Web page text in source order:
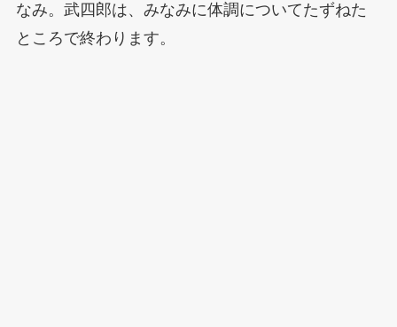
なみ。武四郎は、みなみに体調についてたずねた
ところで終わります。